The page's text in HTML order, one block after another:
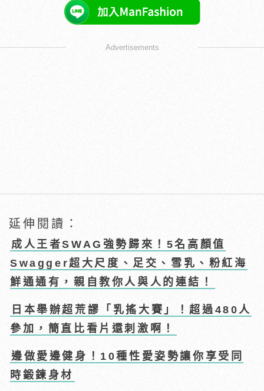
Advertisements
延伸閱讀：
成人王者SWAG強勢歸來！5名高顏值
Swagger超大尺度、足交、雪乳、粉紅海
鮮通通有，親自教你人與人的連結！
日本舉辦超荒謬「乳搖大賽」！超過480人
參加，簡直比看片還刺激啊！
邊做愛邊健身！10種性愛姿勢讓你享受同
時鍛鍊身材